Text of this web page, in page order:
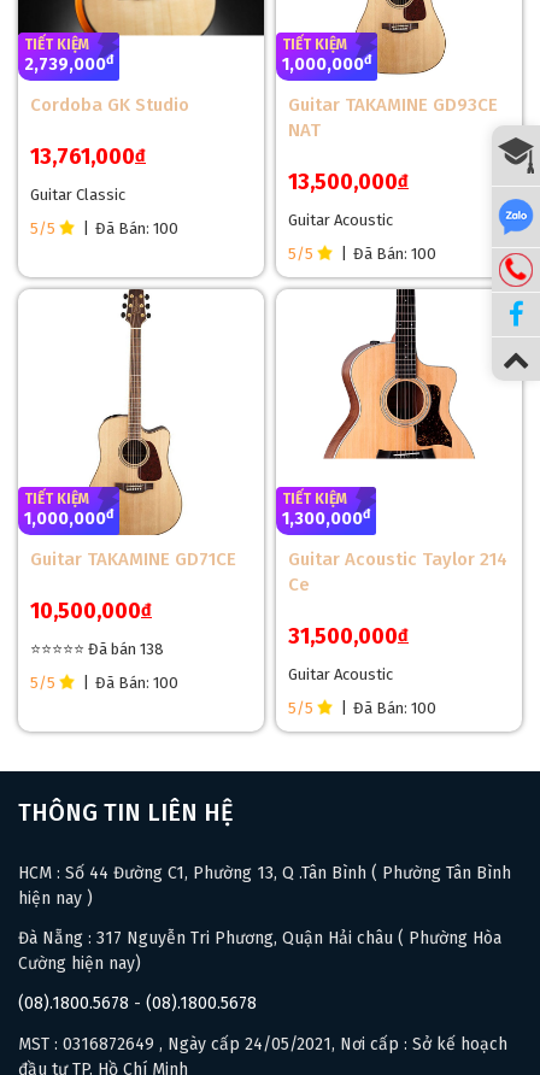
ra, Gold Ebony còn đem lại vẻ đẹp bắt mắt với tone màu sẫm
và vân gỗ tối màu. Quan trọng nhất là gỗ Gold Ebony này sẽ
mang lại chất âm của đàn cực kỳ hay, cho ra âm bass mạnh
mẽ, dày dặn.
Cần của đàn Flamenco F7C CE được khắc chữ tên của hãng
Flamenco, tích hợp bộ khoác đàn cao cấp chống gỉ, giúp lên
toàn có thể an tâm sử dụng, cũng như là canh chỉnh action
theo ý muốn, ty chỉnh cần cũng giúp giữ action đàn luôn ở
mức chuẩn nhất để người chơi có cảm giác nhẹ nhàng, êm
TIẾT KIỆM
2,739,000đ
Cordoba GK Studio
13,761,000đ
Guitar Classic
5/5
Đã Bán: 100
TIẾT KIỆM
1,000,000đ
Guitar TAKAMINE GD93CE
NAT
13,500,000đ
Guitar Acoustic
5/5
Đã Bán: 100
TIẾT KIỆM
1,000,000đ
Guitar TAKAMINE GD71CE
10,500,000đ
⭐⭐⭐⭐⭐ Đã bán 138
5/5
Đã Bán: 100
TIẾT KIỆM
1,300,000đ
Guitar Acoustic Taylor 214
Ce
31,500,000đ
Guitar Acoustic
5/5
Đã Bán: 100
THÔNG TIN LIÊN HỆ
HCM : Số 44 Đường C1, Phường 13, Q .Tân Bình ( Phường Tân Bình
hiện nay )
Đà Nẵng : 317 Nguyễn Tri Phương, Quận Hải châu ( Phường Hòa
Cường hiện nay)
(08).1800.5678 - (08).1800.5678
MST : 0316872649 , Ngày cấp 24/05/2021, Nơi cấp : Sở kế hoạch
đầu tư TP. Hồ Chí Minh